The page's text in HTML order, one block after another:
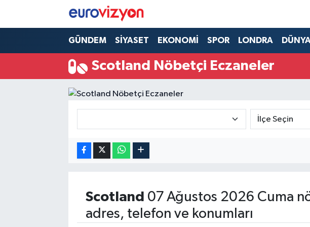
GÜNDEM SİYASET EKONOMİ SPOR LONDRA DÜNYA
Scotland Nöbetçi Eczaneler
Scotland 07 Ağustos 2026 Cuma
adres, telefon ve konumları